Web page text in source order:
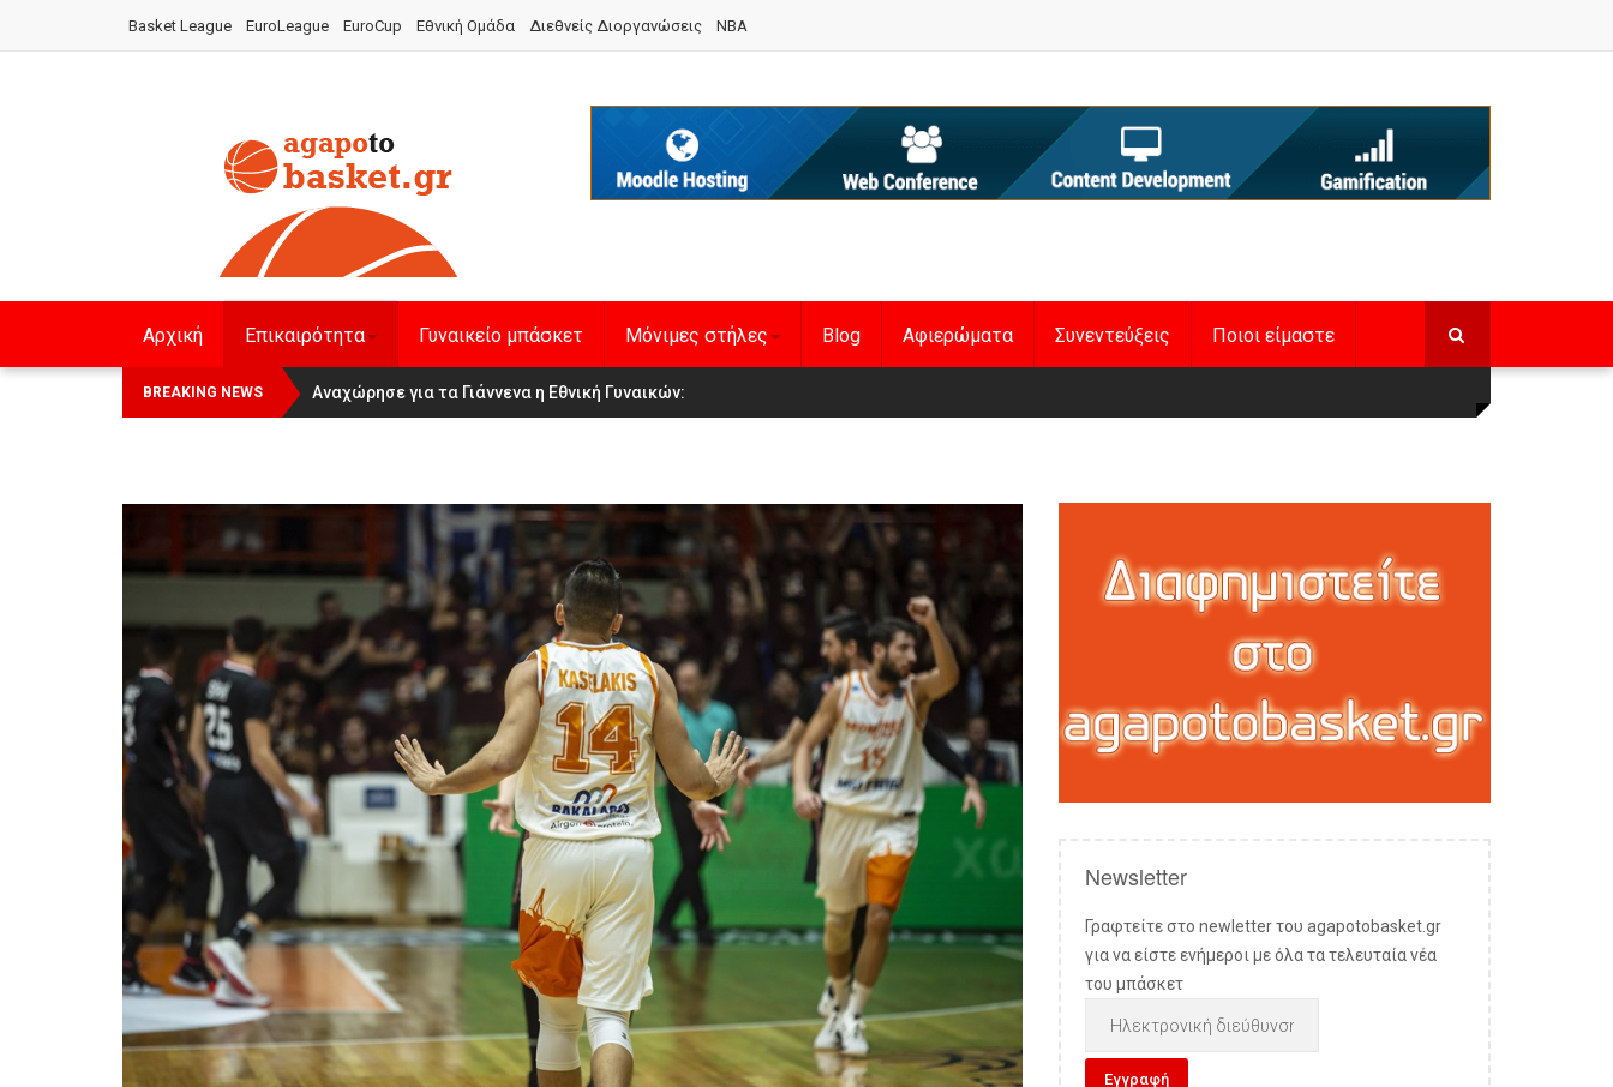
Basket League EuroLeague EuroCup Εθνική Ομάδα Διεθνείς Διοργανώσεις NBA
Αρχική Επικαιρότητα Γυναικείο μπάσκετ Μόνιμες στήλες Blog Αφιερώματα Συνεντεύξεις Ποιοι είμαστε
BREAKING NEWS Οι Πάνθηρες Καβάλας στην Women Basketball League 1
Αναχώρησε για τα Γιάννενα η Εθνική Γυναικών:
Newsletter
Γραφτείτε στο newletter του agapotobasket.gr
για να είστε ενήμεροι με όλα τα τελευταία νέα
του μπάσκετ